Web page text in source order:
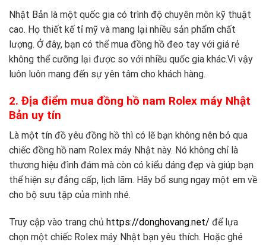
Nhật Bản là một quốc gia có trình độ chuyên môn kỹ thuật
cao. Họ thiết kế tỉ mỹ và mang lại nhiều sản phẩm chất
lượng. Ở đây, bạn có thể mua đồng hồ đeo tay với giá rẻ
không thể cưỡng lại được so với nhiều quốc gia khác.Vì vậy
luôn luôn mang đến sự yên tâm cho khách hàng.
2. Địa điểm mua đồng hồ nam Rolex máy Nhật
Bản uy tín
Là một tín đồ yêu đồng hồ thì có lẽ bạn không nên bỏ qua
chiếc đồng hồ nam Rolex máy Nhật này. Nó không chỉ là
thương hiệu đình đám mà còn có kiểu dáng đẹp và giúp bạn
thể hiện sự đẳng cấp, lịch lãm. Hãy bổ sung ngay một em về
cho bộ sưu tập của mình nhé.
Truy cập vào trang chủ https://donghovang.net/ để lựa
chọn một chiếc Rolex máy Nhật bạn yêu thích. Hoặc ghé